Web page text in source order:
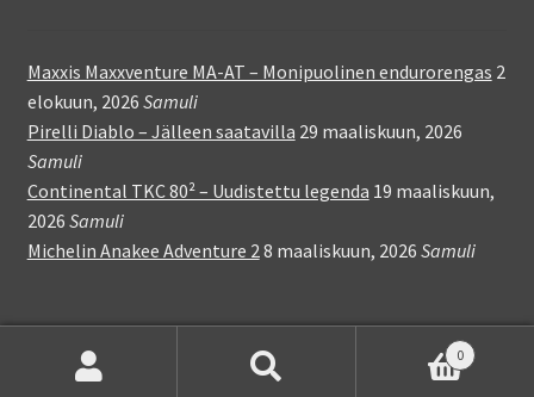
Maxxis Maxxventure MA-AT – Monipuolinen endurorengas 2
elokuun, 2026 Samuli
Pirelli Diablo – Jälleen saatavilla 29 maaliskuun, 2026
Samuli
Continental TKC 80² – Uudistettu legenda 19 maaliskuun,
2026 Samuli
Michelin Anakee Adventure 28 maaliskuun, 2026 Samuli
0